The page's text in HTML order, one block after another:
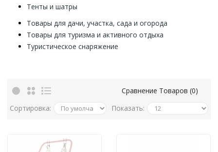
Тенты и шатры
Товары для дачи, участка, сада и огорода
Товары для туризма и активного отдыха
Туристическое снаряжение
Сравнение Товаров (0)
Сортировка:
Показать: